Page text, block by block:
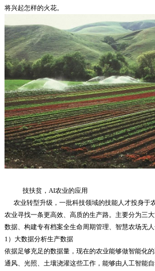
将兴起怎样的火花。
技扶贫，AI农业的应用
农业转型升级，一批科技领域的技能人才投身于
农业寻找一条更高效、高质的生产路。主要分为三
数据、构建专有档案全生命周期管理、智慧农场无人
1）大数据分析生产数据
依据足够充足的数据量，现在的农业能够做智能化
通风、光照、土壤浇灌这些工作，能够由人工智能